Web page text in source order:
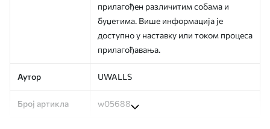
прилагођен различитим собама и
буџетима. Више информација је
доступно у наставку или током процеса
прилагођавања.
Аутор UWALLS
Број артикла w05688